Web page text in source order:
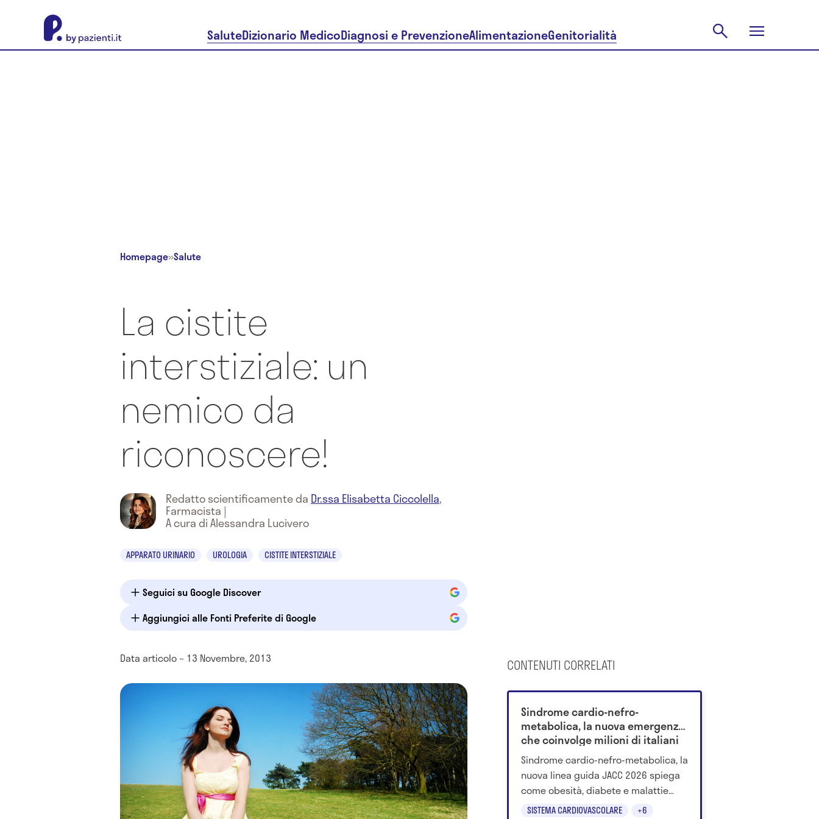
SaluteDizionario MedicoDiagnosi e PrevenzioneAlimentazioneGenitorialità
Homepage»Salute
La cistite
interstiziale: un
nemico da
riconoscere!
Redatto scientificamente da Dr.ssa Elisabetta Ciccolella,
Farmacista |
A cura di Alessandra Lucivero
APPARATO URINARIO UROLOGIA CISTITE INTERSTIZIALE
Seguici su Google Discover
Aggiungici alle Fonti Preferite di Google
Data articolo – 13 Novembre, 2013 CONTENUTI CORRELATI
SISTEMA CARDIOVASCOLARE +6
Sindrome cardio-nefro-
metabolica, la nuova emergenza
che coinvolge milioni di italiani
Sindrome cardio-nefro-metabolica, la
nuova linea guida JACC 2026 spiega
come obesità, diabete e malattie
renali siano un’unica condizione da